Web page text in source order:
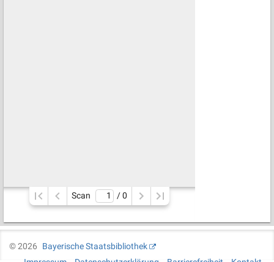
Scan / 0
©2026
Bayerische Staatsbibliothek